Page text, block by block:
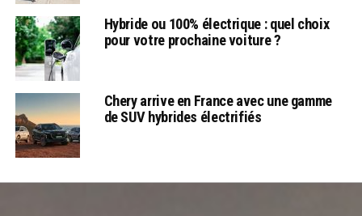
Hybride ou 100% électrique : quel choix
pour votre prochaine voiture ?
Chery arrive en France avec une gamme
de SUV hybrides électrifiés